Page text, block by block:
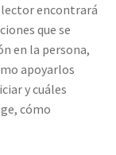
lector encontrará
que se
en la persona,
apoyarlos
y cuáles
cómo